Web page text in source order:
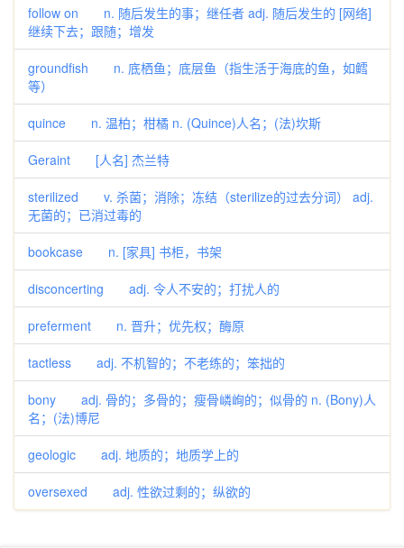
follow on n. 随后发生的事；继任者 adj. 随后发生的 [网络]
继续下去；跟随；增发
groundfish n. 底栖鱼；底层鱼（指生活于海底的鱼，如鳕
等）
quince n. 温柏；柑橘 n. (Quince)人名；(法)坎斯
Geraint [人名] 杰兰特
sterilized v. 杀菌；消除；冻结（sterilize的过去分词） adj.
无菌的；已消过毒的
bookcase n. [家具] 书柜，书架
disconcerting adj. 令人不安的；打扰人的
preferment n. 晋升；优先权；酶原
tactless adj. 不机智的；不老练的；笨拙的
bony adj. 骨的；多骨的；瘦骨嶙峋的；似骨的 n. (Bony)人
名；(法)博尼
geologic adj. 地质的；地质学上的
oversexed adj. 性欲过剩的；纵欲的